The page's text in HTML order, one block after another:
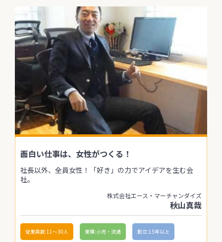
面白い仕事は、女性がつくる！
社長以外、全員女性！「好き」の力でアイデアを生む会
社。
株式会社エース・マーチャンダイズ
秋山真哉
従業員数:11〜30人 業種:小売・流通 創立:15年以上